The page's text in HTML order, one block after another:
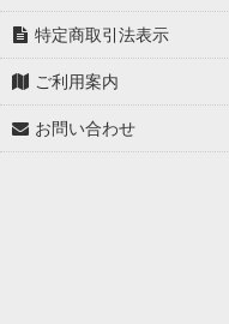
特定商取引法表示
ご利用案内
お問い合わせ